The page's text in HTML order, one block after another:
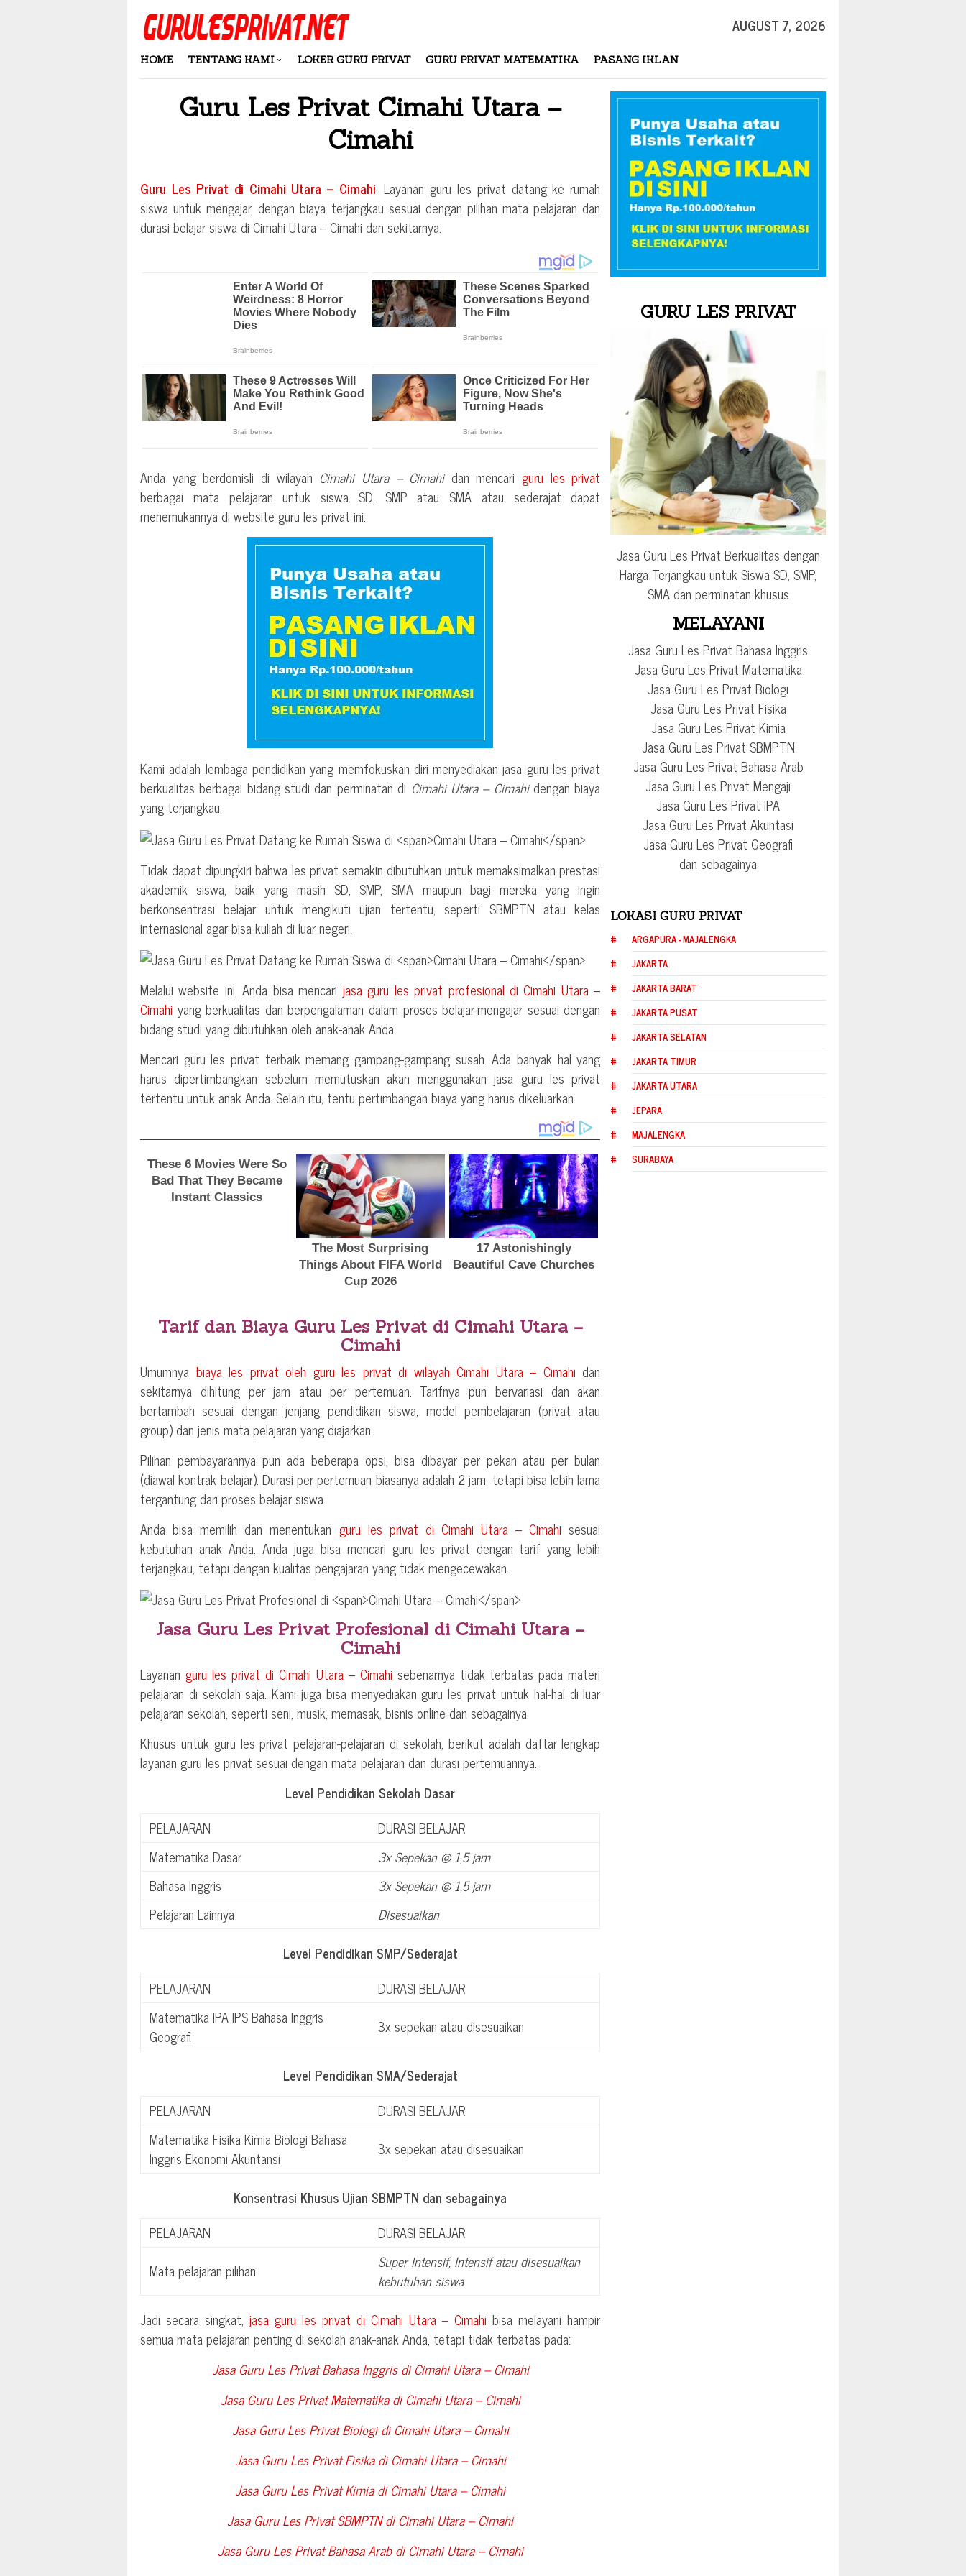
Skip
AUGUST 7, 2026
HOME TENTANG KAMI LOKER GURU PRIVAT GURU PRIVAT MATEMATIKA PASANG IKLAN
Guru Les Privat Cimahi Utara –
Cimahi
Guru Les Privat di Cimahi Utara – Cimahi. Layanan guru les privat datang ke rumah
siswa untuk mengajar, dengan biaya terjangkau sesuai dengan pilihan mata pelajaran dan
durasi belajar siswa di Cimahi Utara – Cimahi dan sekitarnya.
Anda yang berdomisli di wilayah Cimahi Utara – Cimahidan mencariguru les privat
berbagai mata pelajaran untuk siswa SD, SMP atau SMA atau sederajat dapat
menemukannya di website guru les privat ini.
Kami adalah lembaga pendidikan yang memfokuskan diri menyediakan jasa guru les privat
berkualitas berbagai bidang studi dan perminatan di Cimahi Utara – Cimahidengan biaya
yang terjangkau.
Tidak dapat dipungkiri bahwa les privat semakin dibutuhkan untuk memaksimalkan prestasi
akademik siswa, baik yang masih SD, SMP, SMA maupun bagi mereka yang ingin
berkonsentrasi belajar untuk mengikuti ujian tertentu, seperti SBMPTN atau kelas
internasional agar bisa kuliah di luar negeri.
Melalui website ini, Anda bisa mencari jasa guru les privat profesional diCimahi Utara –
Cimahi yang berkualitas dan berpengalaman dalam proses belajar-mengajar sesuai dengan
bidang studi yang dibutuhkan oleh anak-anak Anda.
Mencari guru les privat terbaik memang gampang-gampang susah. Ada banyak hal yang
harus dipertimbangkan sebelum memutuskan akan menggunakan jasa guru les privat
tertentu untuk anak Anda. Selain itu, tentu pertimbangan biaya yang harus dikeluarkan.
Tarif dan Biaya Guru Les Privat di Cimahi Utara –
Cimahi
Umumnya biaya les privat oleh guru les privat di wilayahCimahi Utara – Cimahi dan
sekitarnya dihitung per jam atau per pertemuan. Tarifnya pun bervariasi dan akan
bertambah sesuai dengan jenjang pendidikan siswa, model pembelajaran (privat atau
group) dan jenis mata pelajaran yang diajarkan.
Pilihan pembayarannya pun ada beberapa opsi, bisa dibayar per pekan atau per bulan
(diawal kontrak belajar). Durasi per pertemuan biasanya adalah 2 jam, tetapi bisa lebih lama
tergantung dari proses belajar siswa.
Anda bisa memilih dan menentukan guru les privat di Cimahi Utara – Cimahi sesuai
kebutuhan anak Anda. Anda juga bisa mencari guru les privat dengan tarif yang lebih
terjangkau, tetapi dengan kualitas pengajaran yang tidak mengecewakan.
Jasa Guru Les Privat Profesional di Cimahi Utara –
Cimahi
Layanan guru les privat di Cimahi Utara – Cimahi sebenarnya tidak terbatas pada materi
pelajaran di sekolah saja. Kami juga bisa menyediakan guru les privat untuk hal-hal di luar
pelajaran sekolah, seperti seni, musik, memasak, bisnis online dan sebagainya.
Khusus untuk guru les privat pelajaran-pelajaran di sekolah, berikut adalah daftar lengkap
layanan guru les privat sesuai dengan mata pelajaran dan durasi pertemuannya.
Level Pendidikan Sekolah Dasar
PELAJARAN
DURASI BELAJAR
Matematika Dasar
3x Sepekan @ 1,5 jam
Bahasa Inggris
3x Sepekan @ 1,5 jam
Pelajaran Lainnya
Disesuaikan
Level Pendidikan SMP/Sederajat
PELAJARAN
DURASI BELAJAR
Matematika IPA IPS Bahasa Inggris
Geografi
3x sepekan atau disesuaikan
Level Pendidikan SMA/Sederajat
PELAJARAN
DURASI BELAJAR
Matematika Fisika Kimia Biologi Bahasa
Inggris Ekonomi Akuntansi
3x sepekan atau disesuaikan
Konsentrasi Khusus Ujian SBMPTN dan sebagainya
PELAJARAN
DURASI BELAJAR
Mata pelajaran pilihan
Super Intensif, Intensif atau disesuaikan
kebutuhan siswa
Jadi secara singkat,jasa guru les privat diCimahi Utara – Cimahi bisa melayani hampir
semua mata pelajaran penting di sekolah anak-anak Anda, tetapi tidak terbatas pada:
Jasa Guru Les Privat Bahasa Inggris diCimahi Utara – Cimahi
Jasa Guru Les Privat Matematika diCimahi Utara – Cimahi
Jasa Guru Les Privat Biologi diCimahi Utara – Cimahi
Jasa Guru Les Privat Fisika diCimahi Utara – Cimahi
Jasa Guru Les Privat Kimia diCimahi Utara – Cimahi
Jasa Guru Les Privat SBMPTN diCimahi Utara – Cimahi
Jasa Guru Les Privat Bahasa Arab diCimahi Utara – Cimahi
GURU LES PRIVAT
Jasa Guru Les Privat Berkualitas dengan
Harga Terjangkau untuk Siswa SD, SMP,
SMA dan perminatan khusus
MELAYANI
Jasa Guru Les Privat Bahasa Inggris
Jasa Guru Les Privat Matematika
Jasa Guru Les Privat Biologi
Jasa Guru Les Privat Fisika
Jasa Guru Les Privat Kimia
Jasa Guru Les Privat SBMPTN
Jasa Guru Les Privat Bahasa Arab
Jasa Guru Les Privat Mengaji
Jasa Guru Les Privat IPA
Jasa Guru Les Privat Akuntasi
Jasa Guru Les Privat Geografi
dan sebagainya
LOKASI GURU PRIVAT
ARGAPURA - MAJALENGKA
JAKARTA
JAKARTA BARAT
JAKARTA PUSAT
JAKARTA SELATAN
JAKARTA TIMUR
JAKARTA UTARA
JEPARA
MAJALENGKA
SURABAYA